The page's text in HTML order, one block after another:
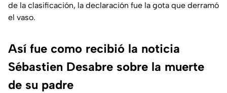
de la clasificación, la declaración fue la gota que derramó
el vaso.
Así fue como recibió la noticia
Sébastien Desabre sobre la muerte
de su padre